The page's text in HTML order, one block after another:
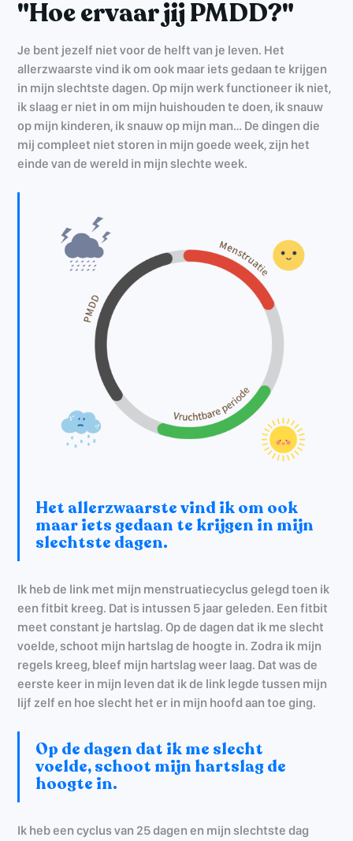
"Hoe ervaar jij PMDD?"
Je bent jezelf niet voor de helft van je leven. Het
allerzwaarste vind ik om ook maar iets gedaan te krijgen
in mijn slechtste dagen. Op mijn werk functioneer ik niet,
ik slaag er niet in om mijn huishouden te doen, ik snauw
op mijn kinderen, ik snauw op mijn man… De dingen die
mij compleet niet storen in mijn goede week, zijn het
einde van de wereld in mijn slechte week.
Het allerzwaarste vind ik om ook
maar iets gedaan te krijgen in mijn
slechtste dagen.
Ik heb de link met mijn menstruatiecyclus gelegd toen ik
een fitbit kreeg. Dat is intussen 5 jaar geleden. Een fitbit
meet constant je hartslag. Op de dagen dat ik me slecht
voelde, schoot mijn hartslag de hoogte in. Zodra ik mijn
regels kreeg, bleef mijn hartslag weer laag. Dat was de
eerste keer in mijn leven dat ik de link legde tussen mijn
lijf zelf en hoe slecht het er in mijn hoofd aan toe ging.
Op de dagen dat ik me slecht
voelde, schoot mijn hartslag de
hoogte in.
Ik heb een cyclus van 25 dagen en mijn slechtste dag